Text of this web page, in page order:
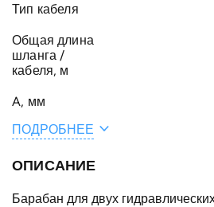
Тип кабеля
Общая длина
шланга /
кабеля, м
A, мм
E, мм
C, мм
B, мм
ПОДРОБНЕЕ
ОПИСАНИЕ
Барабан для двух